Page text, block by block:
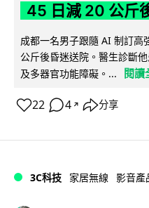
45 日減 20 公斤
成都一名男子跟隨 AI 制訂高
公斤後昏迷送院。醫生診斷
及多器官功能障礙。...
閱讀
22 4 ↗ 分享
3C科技 家居無線 影音產